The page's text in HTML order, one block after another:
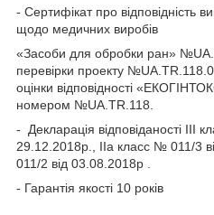
- Сертифікат про відповідність
щодо медичних виробів
«Засоби для обробки ран»
перевірки проекту
оцінки відповідності
номером №UA.TR.118.
- Декларація відповіданості ІІІ
29.12.2018р., ІІа класс № 011/3
011/2 від 03.08.2018р .
- Гарантія якості 10 років